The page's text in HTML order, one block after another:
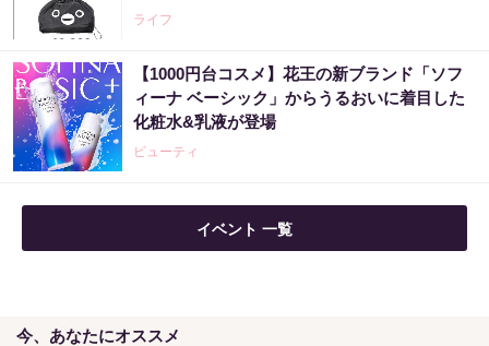
ライフ
【1000円台コスメ】花王の新ブランド「ソフ
ィーナ ベーシック」からうるおいに着目した
化粧水&乳液が登場
ビューティ
イベント 一覧
今、あなたにオススメ